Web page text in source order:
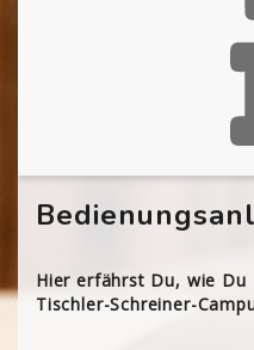
Hier erfährst Du, wie
Tischler-Schreiner-